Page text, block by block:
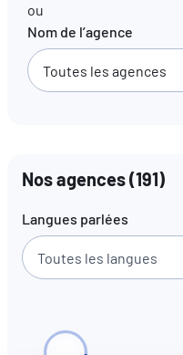
ou
Nom de l’agence
Nos agences(191)
Langues parlées
Toutes les langues